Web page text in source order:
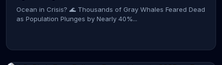
Ocean in Crisis? 🌊 Thousands of Gray Whales Feared Dead
as Population Plunges by Nearly 40%...